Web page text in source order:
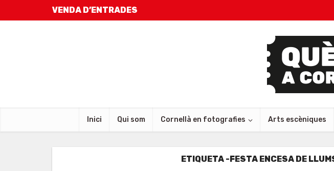
VENDA D’ENTRADES
Inici Qui som Cornellà en fotografies Arts escèniques
ETIQUETA -FESTA ENCESA DE